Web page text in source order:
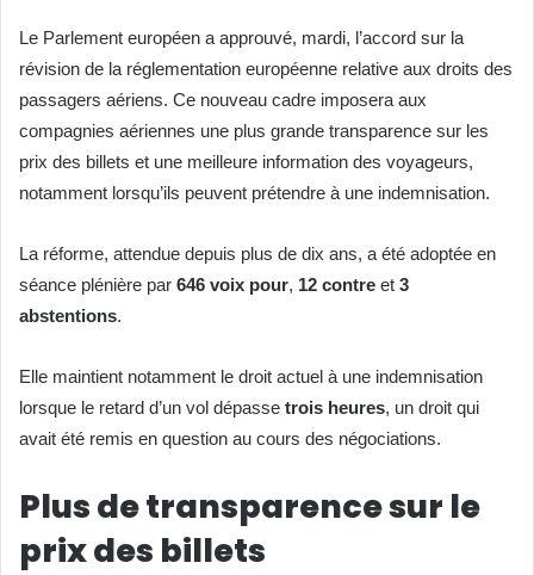
Le Parlement européen a approuvé, mardi, l’accord sur la
révision de la réglementation européenne relative aux droits des
passagers aériens. Ce nouveau cadre imposera aux
compagnies aériennes une plus grande transparence sur les
prix des billets et une meilleure information des voyageurs,
notamment lorsqu’ils peuvent prétendre à une indemnisation.
La réforme, attendue depuis plus de dix ans, a été adoptée en
séance plénière par 646 voix pour, 12 contre et 3
abstentions.
Elle maintient notamment le droit actuel à une indemnisation
lorsque le retard d’un vol dépasse trois heures, un droit qui
avait été remis en question au cours des négociations.
Plus de transparence sur le
prix des billets